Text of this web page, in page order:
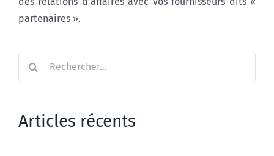
partenaires ».
Articles récents